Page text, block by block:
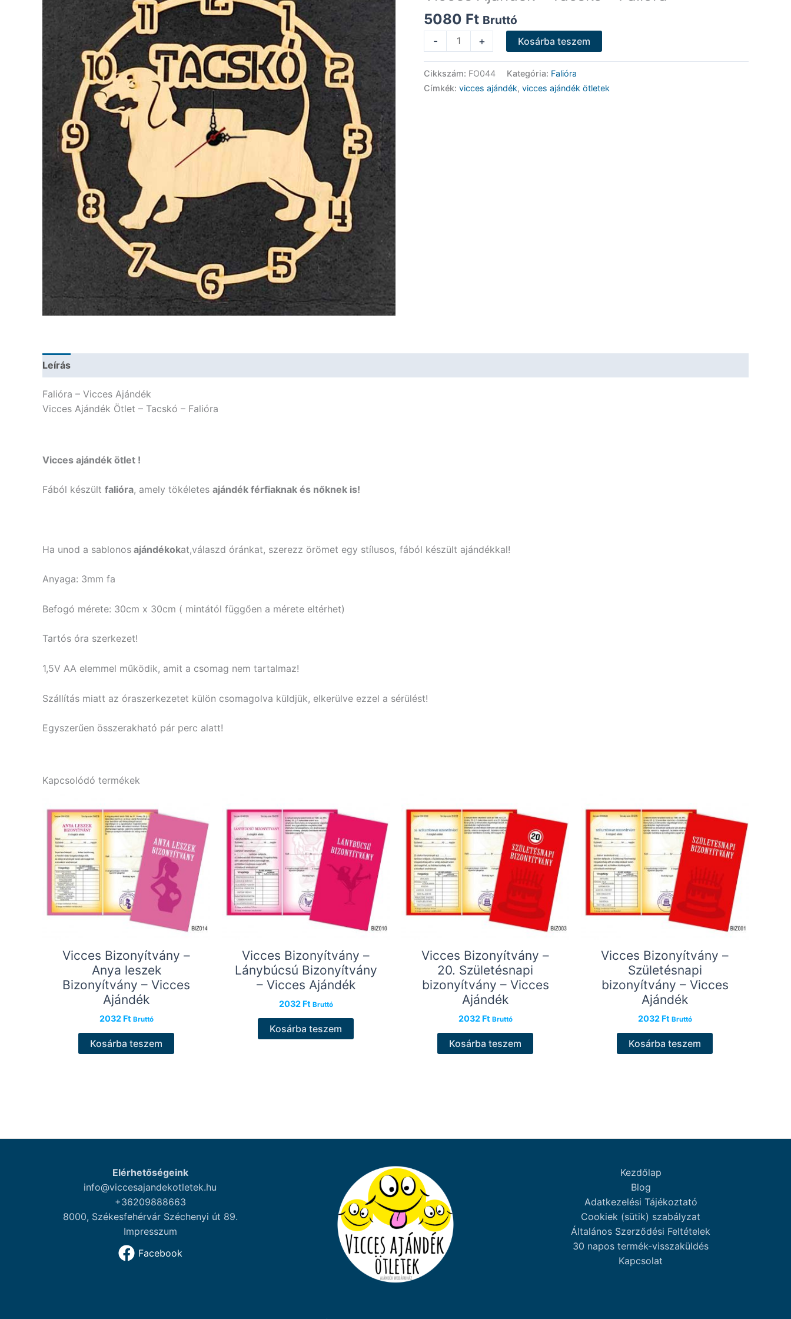
5080 Ft Bruttó
-
Ajándék
+ Kosárba teszem
Cikkszám: FO044 Kategória: Falióra
Címkék: vicces ajándék, vicces ajándék ötletek
Leírás
Falióra – Vicces Ajándék
Vicces Ajándék Ötlet – Tacskó – Falióra
Vicces ajándék ötlet !
Fából készült falióra, amely tökéletes ajándék férfiaknak és nőknek is!
Ha unod a sablonos ajándékokat,válaszd óránkat, szerezz örömet egy stílusos, fából készült ajándékkal!
Anyaga: 3mm fa
Befogó mérete: 30cm x 30cm ( mintától függően a mérete eltérhet)
Tartós óra szerkezet!
1,5V AA elemmel működik, amit a csomag nem tartalmaz!
Szállítás miatt az óraszerkezetet külön csomagolva küldjük, elkerülve ezzel a sérülést!
Egyszerűen összerakható pár perc alatt!
Kapcsolódó termékek
Vicces Bizonyítvány –
Anya leszek
Bizonyítvány – Vicces
Ajándék
2032 Ft Bruttó
Kosárba teszem
Vicces Bizonyítvány –
Lánybúcsú Bizonyítvány
– Vicces Ajándék
2032 Ft Bruttó
Kosárba teszem
Vicces Bizonyítvány –
20. Születésnapi
bizonyítvány – Vicces
Ajándék
2032 Ft Bruttó
Kosárba teszem
Vicces Bizonyítvány –
Születésnapi
bizonyítvány – Vicces
Ajándék
2032 Ft Bruttó
Kosárba teszem
Elérhetőségeink
info@viccesajandekotletek.hu
+36209888663
8000, Székesfehérvár Széchenyi út 89.
Impresszum
Facebook
Kezdőlap
Blog
Adatkezelési Tájékoztató
Cookiek (sütik) szabályzat
Általános Szerződési Feltételek
30 napos termék-visszaküldés
Kapcsolat